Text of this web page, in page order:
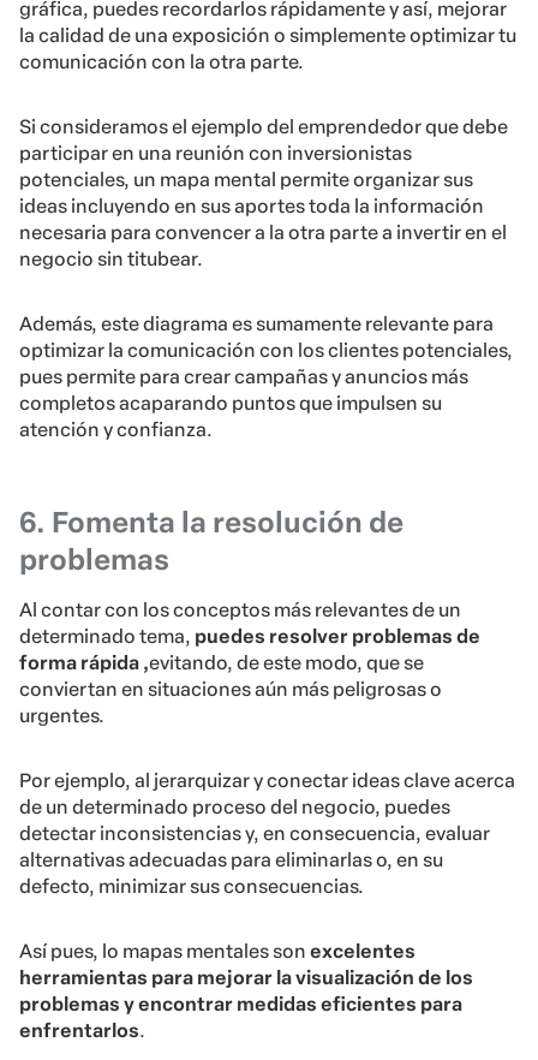
gráfica, puedes recordarlos rápidamente y así, mejorar
la calidad de una exposición o simplemente optimizar tu
comunicación con la otra parte.
Si consideramos el ejemplo del emprendedor que debe
participar en una reunión con inversionistas
potenciales, un mapa mental permite organizar sus
ideas incluyendo en sus aportes toda la información
necesaria para convencer a la otra parte a invertir en el
negocio sin titubear.
Además, este diagrama es sumamente relevante para
optimizar la comunicación con los clientes potenciales,
pues permite para crear campañas y anuncios más
completos acaparando puntos que impulsen su
atención y confianza.
6. Fomenta la resolución de
problemas
Al contar con los conceptos más relevantes de un
determinado tema, puedes resolver problemas de
forma rápida ,evitando, de este modo, que se
conviertan en situaciones aún más peligrosas o
urgentes.
Por ejemplo, al jerarquizar y conectar ideas clave acerca
de un determinado proceso del negocio, puedes
detectar inconsistencias y, en consecuencia, evaluar
alternativas adecuadas para eliminarlas o, en su
defecto, minimizar sus consecuencias.
Así pues, lo mapas mentales son excelentes
herramientas para mejorar la visualización de los
problemas y encontrar medidas eficientes para
enfrentarlos.